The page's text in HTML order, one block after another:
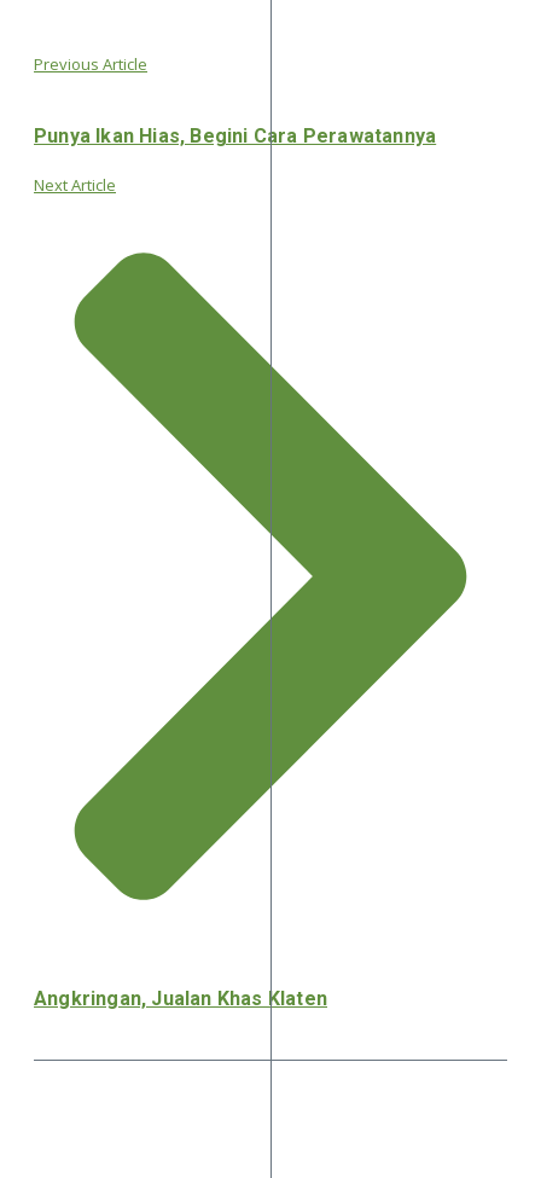
Previous Article
Punya Ikan Hias, Begini Cara Perawatannya
Next Article
Angkringan, Jualan Khas Klaten